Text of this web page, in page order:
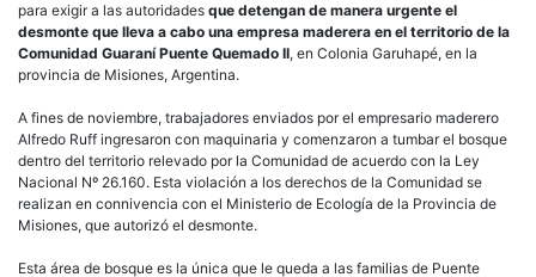
para exigir a las autoridades que detengan de manera urgente el
desmonte que lleva a cabo una empresa maderera en el territorio de la
Comunidad Guaraní Puente Quemado II, en Colonia Garuhapé, en la
provincia de Misiones, Argentina.
A fines de noviembre, trabajadores enviados por el empresario maderero
Alfredo Ruff ingresaron con maquinaria y comenzaron a tumbar el bosque
dentro del territorio relevado por la Comunidad de acuerdo con la Ley
Nacional Nº 26.160. Esta violación a los derechos de la Comunidad se
realizan en connivencia con el Ministerio de Ecología de la Provincia de
Misiones, que autorizó el desmonte.
Esta área de bosque es la única que le queda a las familias de Puente